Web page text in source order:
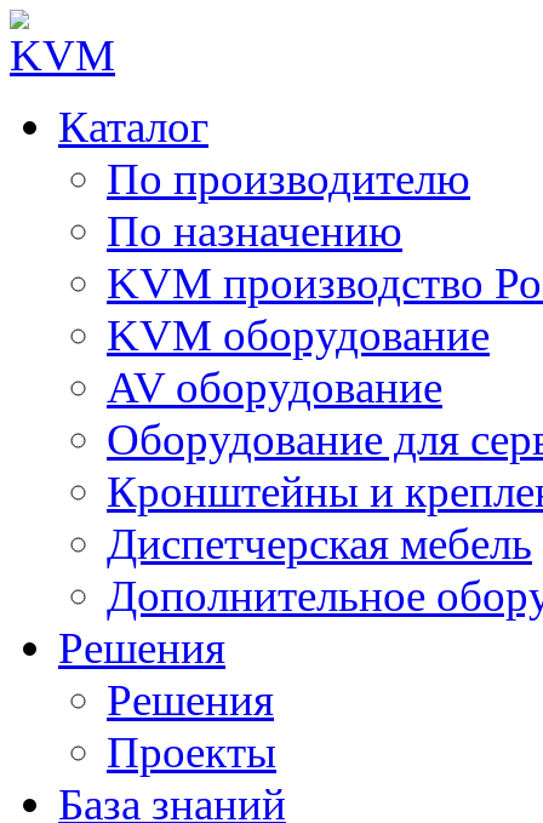
Каталог
По производителю
По назначению
KVM производство
KVM оборудование
AV оборудование
Оборудование для
Кронштейны и
Диспетчерская мебель
Дополнительное
Решения
Решения
Проекты
База знаний